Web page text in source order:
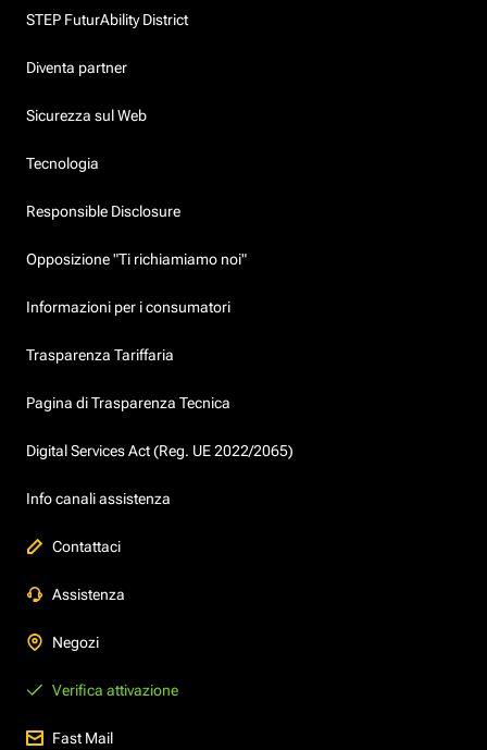
STEP FuturAbility District
Diventa partner
Sicurezza sul Web
Tecnologia
Responsible Disclosure
Opposizione "Ti richiamiamo noi"
Informazioni per i consumatori
Trasparenza Tariffaria
Pagina di Trasparenza Tecnica
Digital Services Act (Reg. UE 2022/2065)
Info canali assistenza
Contattaci
Assistenza
Negozi
Verifica attivazione
Fast Mail